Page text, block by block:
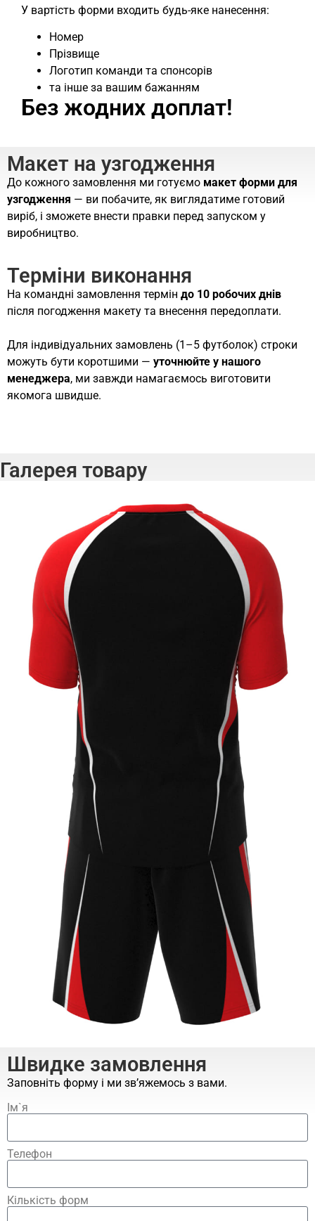
У вартість форми входить будь-яке нанесення:
Номер
Прізвище
Логотип команди та спонсорів
та інше за вашим бажанням
Без жодних доплат!
Макет на узгодження
До кожного замовлення ми готуємо макет форми для
узгодження — ви побачите, як виглядатиме готовий
виріб, і зможете внести правки перед запуском у
виробництво.
Терміни виконання
На командні замовлення термін до 10 робочих днів
після погодження макету та внесення передоплати.
Для індивідуальних замовлень (1–5 футболок) строки
можуть бути коротшими — уточнюйте у нашого
менеджера, ми завжди намагаємось виготовити
якомога швидше.
Галерея товару
Швидке замовлення
Заповніть форму і ми зв’яжемось з вами.
Ім`я
Телефон
Кількість форм